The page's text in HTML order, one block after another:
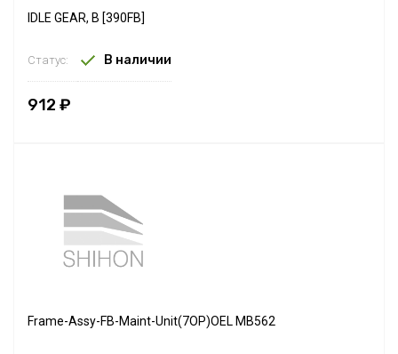
IDLE GEAR, B [390FB]
Статус: В наличии
912 ₽
Frame-Assy-FB-Maint-Unit(7OP)OEL MB562